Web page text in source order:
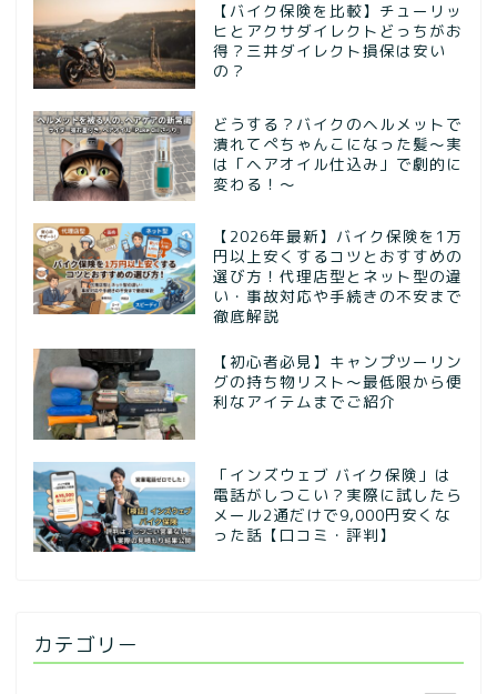
【バイク保険を比較】チューリッ
ヒとアクサダイレクトどっちがお
得？三井ダイレクト損保は安い
の？
どうする？バイクのヘルメットで
潰れてぺちゃんこになった髪〜実
は「ヘアオイル仕込み」で劇的に
変わる！〜
【2026年最新】バイク保険を1万
円以上安くするコツとおすすめの
選び方！代理店型とネット型の違
い・事故対応や手続きの不安まで
徹底解説
【初心者必見】キャンプツーリン
グの持ち物リスト〜最低限から便
利なアイテムまでご紹介
「インズウェブ バイク保険」は
電話がしつこい？実際に試したら
メール2通だけで9,000円安くな
った話【口コミ・評判】
カテゴリー